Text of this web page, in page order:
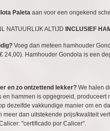
Paleta aan voor een ongekend
NATUURLIJK ALTIJD INCLUSIEF
Voeg dan meteen hamhouder
Hamhouder Gondola is een
en zo ontzettend lekker? We halen
hammen is opgegroeid,
dezelfde vakkundige manier om en
dan uitstekende prijs/kwaliteit
"certificado por Calicer".